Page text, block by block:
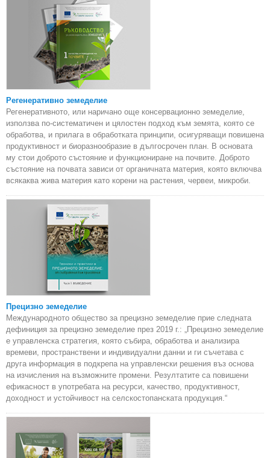
Регенеративно земеделие
Регенеративното, или наричано още консервационно земеделие,
използва по-систематичен и цялостен подход към земята, която се
обработва, и прилага в обработката принципи, осигуряващи повишена
продуктивност и биоразнообразие в дългосрочен план. В основата
му стои доброто състояние и функциониране на почвите. Доброто
състояние на почвата зависи от органичната материя, която включва
всякаква жива материя като корени на растения, червеи, микроби.
Прецизно земеделие
Международното общество за прецизно земеделие прие следната
дефиниция за прецизно земеделие през 2019 г.: „Прецизно земеделие
е управленска стратегия, която събира, обработва и анализира
времеви, пространствени и индивидуални данни и ги съчетава с
друга информация в подкрепа на управленски решения въз основа
на изчисления на възможните промени. Резултатите са повишени
ефикасност в употребата на ресурси, качество, продуктивност,
доходност и устойчивост на селскостопанската продукция.“